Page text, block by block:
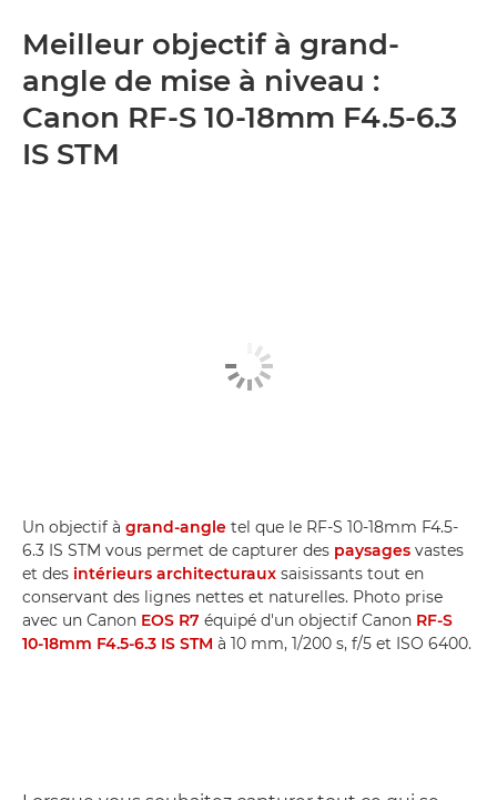
Meilleur objectif à grand-
angle de mise à niveau :
Canon RF-S 10-18mm F4.5-6.3
IS STM
Un objectif à grand-angle tel que le RF-S 10-18mm F4.5-
6.3 IS STM vous permet de capturer des paysages vastes
et des intérieurs architecturaux saisissants tout en
conservant des lignes nettes et naturelles. Photo prise
avec un Canon EOS R7 équipé d'un objectif Canon RF-S
10-18mm F4.5-6.3 IS STM à 10 mm, 1/200 s, f/5 et ISO 6400.